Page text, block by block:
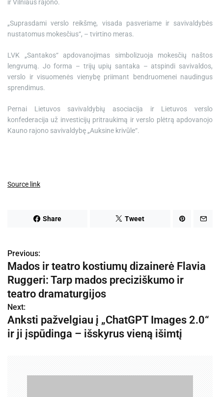
ir Vilniaus rajono.
„Suprasdami verslo reikšmę, visada pasveriame ir savivaldybės
nustatomus mokesčius“, – tvirtino meras.
LVK „Santakos“ apdovanojimas simbolizuoja mokesčių naštos
lengvumą. Jo forma – trijų upių santaka – atspindi savivaldos,
verslo ir visuomenės vienybę priimant bendruomenei naudingus
sprendimus.
Pernai Lietuvos savivaldybių asociacija ir Lietuvos verslo
konfederacija už investicijų pritraukimą ir verslo plėtrą apdovanojo
Kauno rajono savivaldybę „Auksine krivūle“.
Source link
Share Tweet
N
a
v
i
g
Previous:
Mados ir teatro kostiumų dizainerė Flavia
Ruggeri: Tarp mados preciziškumo ir
teatro dramaturgijos
Next:
Anksti pažvelgiau į „ChatGPT Images 2.0“
ir ji įspūdinga – išskyrus vieną išimtį